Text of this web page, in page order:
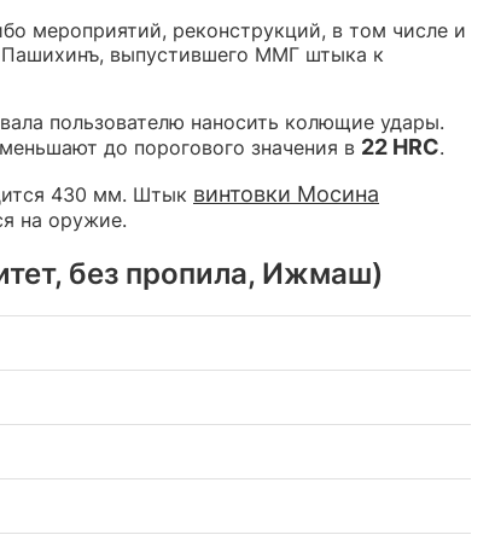
мероприятий, реконструкций, в том числе и
Пашихинъ, выпустившего ММГ штыка к
пользователю наносить колющие удары.
до порогового значения в 22 HRC.
430 мм. Штык винтовки Мосина
на оружие.
без пропила, Ижмаш)